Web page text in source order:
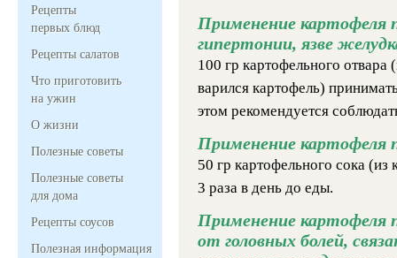
Рецепты
первых блюд
Рецепты салатов
Что приготовить
на ужин
О жизни
Полезные советы
Полезные советы
для дома
Рецепты соусов
Полезная информация
Применение картофеля
гипертонии, язве
100 гр картофельного отвара
варился картофель)
этом рекомендуется
Применение картофеля
50 гр картофельного сока
3 раза в день до еды.
Применение картофеля
от головных болей,